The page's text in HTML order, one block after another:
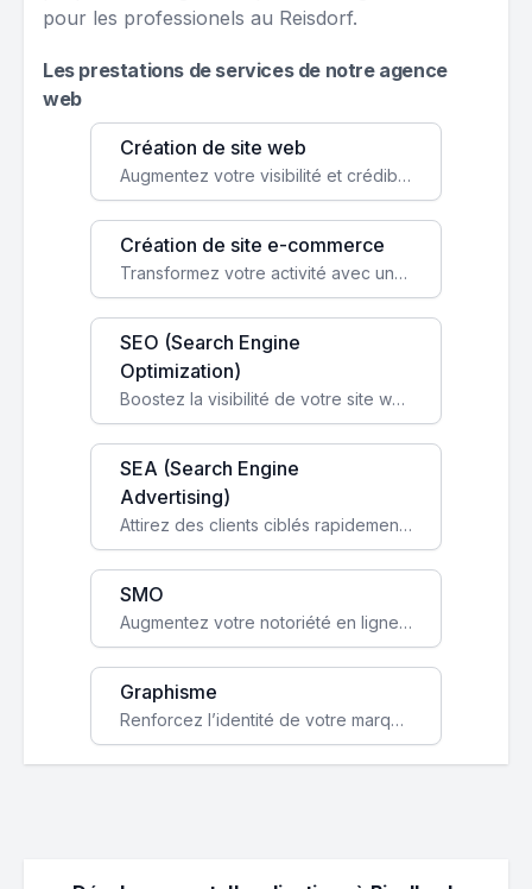
pour les professionels au Reisdorf.
Les prestations de services de notre agence
web
Création de site web
Augmentez votre visibilité et crédibilité en ligne avec un site web performant, conçu pour attirer plus de clients.
Création de site e-commerce
Transformez votre activité avec une boutique en ligne, accessible à l'échelle mondiale 24/7.
SEO (Search Engine
Optimization)
Boostez la visibilité de votre site web sur Google et attirez du trafic qualifié grâce à nos stratégies SEO.
SEA (Search Engine
Advertising)
Attirez des clients ciblés rapidement avec des campagnes publicitaires payantes optimisées pour vos objectifs.
SMO
Augmentez votre notoriété en ligne et stimulez la croissance de votre entreprise grâce à une stratégie sociale sur mesure.
Graphisme
Renforcez l’identité de votre marque avec un design unique qui capte l’attention et engage vos clients.